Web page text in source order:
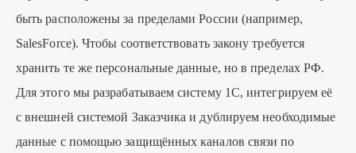
быть расположены за пределами России (например,
SalesForce). Чтобы соответствовать закону требуется
хранить те же персональные данные, но в пределах РФ.
Для этого мы разрабатываем систему 1С, интегрируем её
с внешней системой Заказчика и дублируем необходимые
данные с помощью защищённых каналов связи по